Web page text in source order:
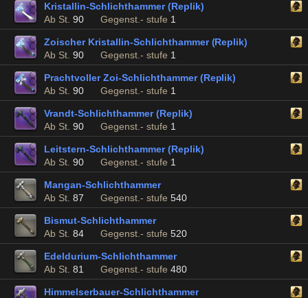
Kristallin-Schlichthammer (Replik)
Ab St. 90 Gegenst.- stufe 1
Zoischer Kristallin-Schlichthammer (Replik)
Ab St. 90 Gegenst.- stufe 1
Prachtvoller Zoi-Schlichthammer (Replik)
Ab St. 90 Gegenst.- stufe 1
Vrandt-Schlichthammer (Replik)
Ab St. 90 Gegenst.- stufe 1
Leitstern-Schlichthammer (Replik)
Ab St. 90 Gegenst.- stufe 1
Mangan-Schlichthammer
Ab St. 87 Gegenst.- stufe 540
Bismut-Schlichthammer
Ab St. 84 Gegenst.- stufe 520
Edeldurium-Schlichthammer
Ab St. 81 Gegenst.- stufe 480
Himmelserbauer-Schlichthammer